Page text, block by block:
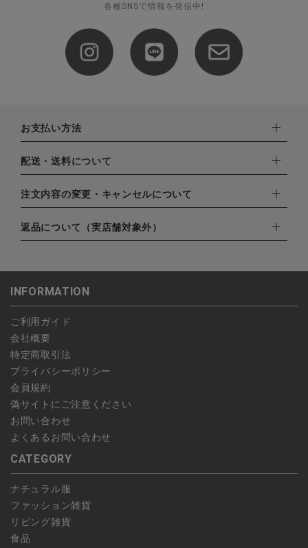
各種SNSで情報を発信中!
お支払い方法
下記お支払い方法よりお選びいただけます。
・クレジットカード（VISA,mastercard,JCB,AMERICAN
EXPRESS,Diners Club）
・amazonペイメント
・楽天ペイ
・PayPay
配送・送料について
配達業者：日本郵便
北海道：1,400円
注文内容の変更・キャンセルについて
ご注文日当日から翌日のAM9:00までにご連絡頂いた場合はキャ
ンセルは可能です。
します。
予約商品など一部キャンセルが出来ない場合がございます。あら
かじめご了承ください。
返品について（実店舗対象外）
こちら よりご依頼ください。
INFORMATION
ご利用ガイド
会社概要
特定商取引法
プライバシーポリシー
会員規約
偽サイトにご注意ください
お問い合わせ
よくあるお問い合わせ
CATEGORY
ナチュラル服
ファッション雑貨
リビング雑貨
食品